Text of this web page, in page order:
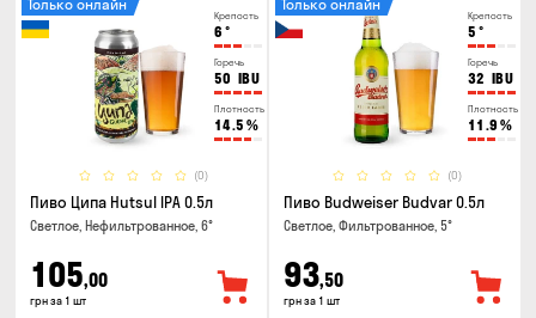
Крепость
6 °
Горечь
50 IBU
Плотность
14.5 %
(0)
Только онлайн
Пиво Ципа Hutsul IPA 0.5л
Светлое, Нефильтрованное, 6°
105,00
грн за 1 шт
Крепость
5 °
Горечь
32 IBU
Плотность
11.9 %
(0)
Только онлайн
Пиво Budweiser Budvar 0.5л
Светлое, Фильтрованное, 5°
93,50
грн за 1 шт